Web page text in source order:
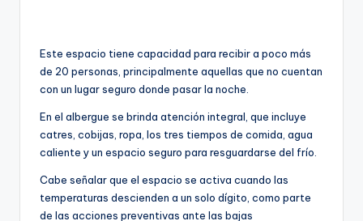
Este espacio tiene capacidad para recibir a poco más
de 20 personas, principalmente aquellas que no cuentan
con un lugar seguro donde pasar la noche.
En el albergue se brinda atención integral, que incluye
catres, cobijas, ropa, los tres tiempos de comida, agua
caliente y un espacio seguro para resguardarse del frío.
Cabe señalar que el espacio se activa cuando las
temperaturas descienden a un solo dígito, como parte
de las acciones preventivas ante las bajas